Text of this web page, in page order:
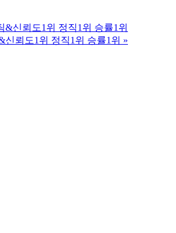
&신뢰도1위 정직1위 승률1위
신뢰도1위 정직1위 승률1위 »